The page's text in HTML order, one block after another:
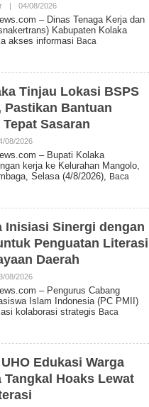
W
S
| 04/08/2026O
E
H
B
E
N
N
E
– Dinas Tenaga Kerja dan
Kabupaten Kolaka
akses informasi Baca
Tinjau Lokasi BSPS
Pastikan Bantuan
Sasaran
08/2026O
E
H
B
E
I
N
N
S
– Bupati Kolaka
kerja ke Kelurahan Mangolo,
Selasa (4/8/2026),
Baca
Inisiasi Sinergi dengan
Penguatan Literasi
Daerah
08/2026O
E
H
B
E
N
N
– Pengurus Cabang
Islam Indonesia (PC PMII)
kolaborasi strategis Baca
Edukasi Warga
Tangkal Hoaks Lewat